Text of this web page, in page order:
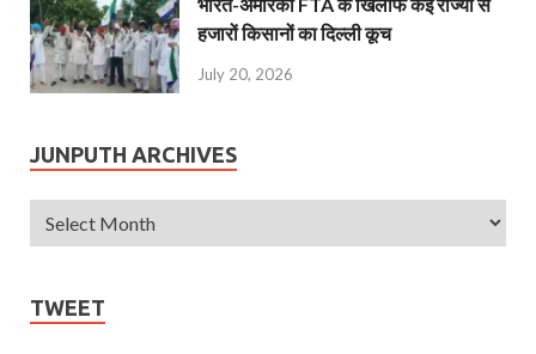
हजारों किसानों का दिल्ली कूच
July 20, 2026
JUNPUTH ARCHIVES
TWEET